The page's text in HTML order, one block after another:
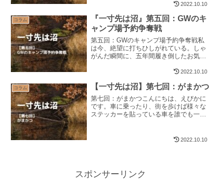
2022.10.10
コラム
『一寸先は沼』第五回：GWのキ
ャンプ場予約争奪戦
第五回：GWのキャンプ場予約争奪戦私
は今、絶望に打ちひしがれている。しゃ
がんだ瞬間に、五年間履き倒したお気に
もなく、朝起きた時、子供に枕からキノ
い。毎日４歳の少年からの無...
2022.10.10
コラム 【一寸先は沼】第七回：がまかつ
第七回：がまかつこんにちは、えびかに
です。車に乗ったり、街を歩けば様々な
ステッカーを貼っている車を誰でも一度
歌手やアニメ、はたまた水曜日ではどう
2022.10.10
スポンサーリンク